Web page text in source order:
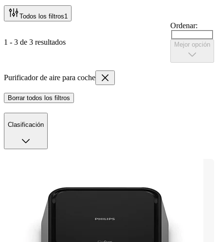
Todos los filtros1
1 - 3 de 3 resultados
Ordenar:
Mejor opción
Purificador de aire para coche
Borrar todos los filtros
Clasificación